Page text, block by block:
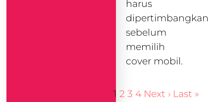
harus
dipertimbangkan
sebelum
memilih
cover mobil.
1 2 3 4 Next › Last »